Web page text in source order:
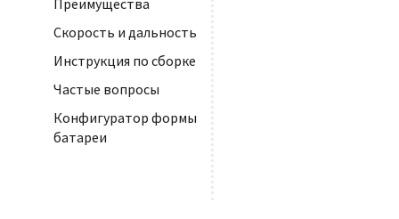
Преимущества
Скорость и дальность
Инструкция по сборке
Частые вопросы
Конфигуратор формы
батареи